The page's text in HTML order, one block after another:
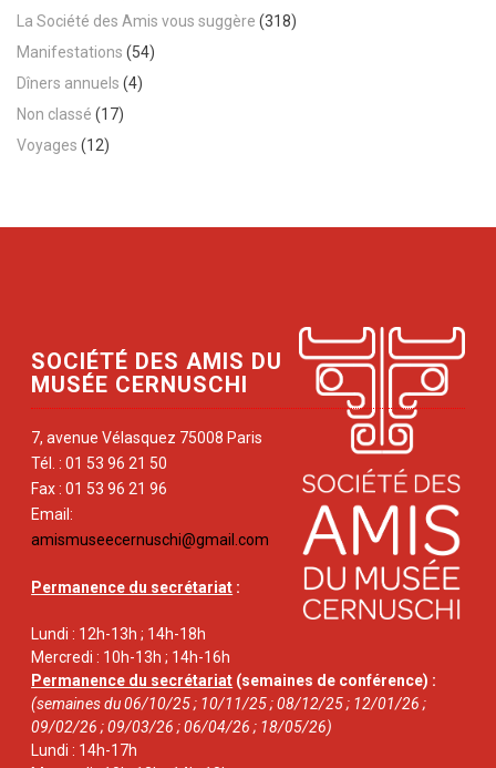
La Société des Amis vous suggère (318)
Manifestations (54)
Dîners annuels (4)
Non classé (17)
Voyages (12)
SOCIÉTÉ DES AMIS DU
MUSÉE CERNUSCHI
7, avenue Vélasquez 75008 Paris
Tél. : 01 53 96 21 50
Fax : 01 53 96 21 96
Email:
amismuseecernuschi@gmail.com
Permanence du secrétariat :
Lundi : 12h-13h ; 14h-18h
Mercredi : 10h-13h ; 14h-16h
Permanence du secrétariat (semaines de conférence) :
(semaines du 06/10/25 ; 10/11/25 ; 08/12/25 ; 12/01/26 ;
09/02/26 ; 09/03/26 ; 06/04/26 ; 18/05/26)
Lundi : 14h-17h